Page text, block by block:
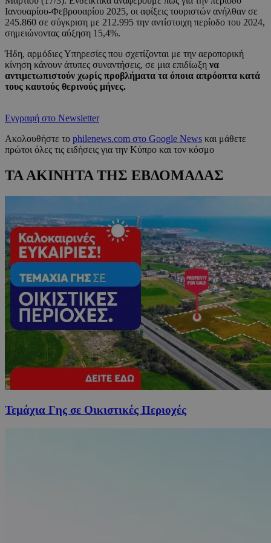
Ιανουαρίου-Φεβρουαρίου 2025, οι αφίξεις τουριστών ανήλθαν σε
245.860 σε σύγκριση με 212.995 την αντίστοιχη περίοδο του 2024,
σημειώνοντας αύξηση 15,4%.
Ήδη, αρμόδιες Υπηρεσίες που σχετίζονται με την αεροπορική
κίνηση κάνουν άτυπες συναντήσεις, σε μια επιδίωξη να
αντιμετωπιστούν χωρίς προβλήματα τα όποια απρόοπτα κατά
τους καυτούς θερινούς μήνες.
Εγγραφή στο Newsletter
Ακολουθήστε το philenews.com στο Google News και μάθετε
πρώτοι όλες τις ειδήσεις για την Κύπρο και τον κόσμο
ΤΑ ΑΚΙΝΗΤΑ ΤΗΣ ΕΒΔΟΜΑΔΑΣ
Τεμάχια Γης σε Οικιστικές Περιοχές